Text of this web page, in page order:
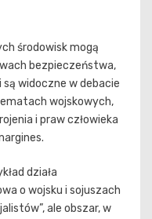
środowisk mogą
bezpieczeństwa,
widoczne w debacie
wojskowych,
i praw człowieka
działa
o wojsku i sojuszach
ale obszar, w